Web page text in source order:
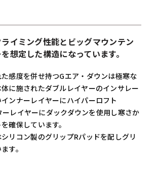
イミング性能とビッグマウンテン
想定した構造になっています。
感度を併せ持つGエア・ダウンは極寒な
に施されたダブルレイヤーのインサレー
ンナーレイヤーにハイパーロフト
ーレイヤーにダックダウンを使用し寒さか
確保しています。
リコン製のグリップRパッドを配しグリ
す。